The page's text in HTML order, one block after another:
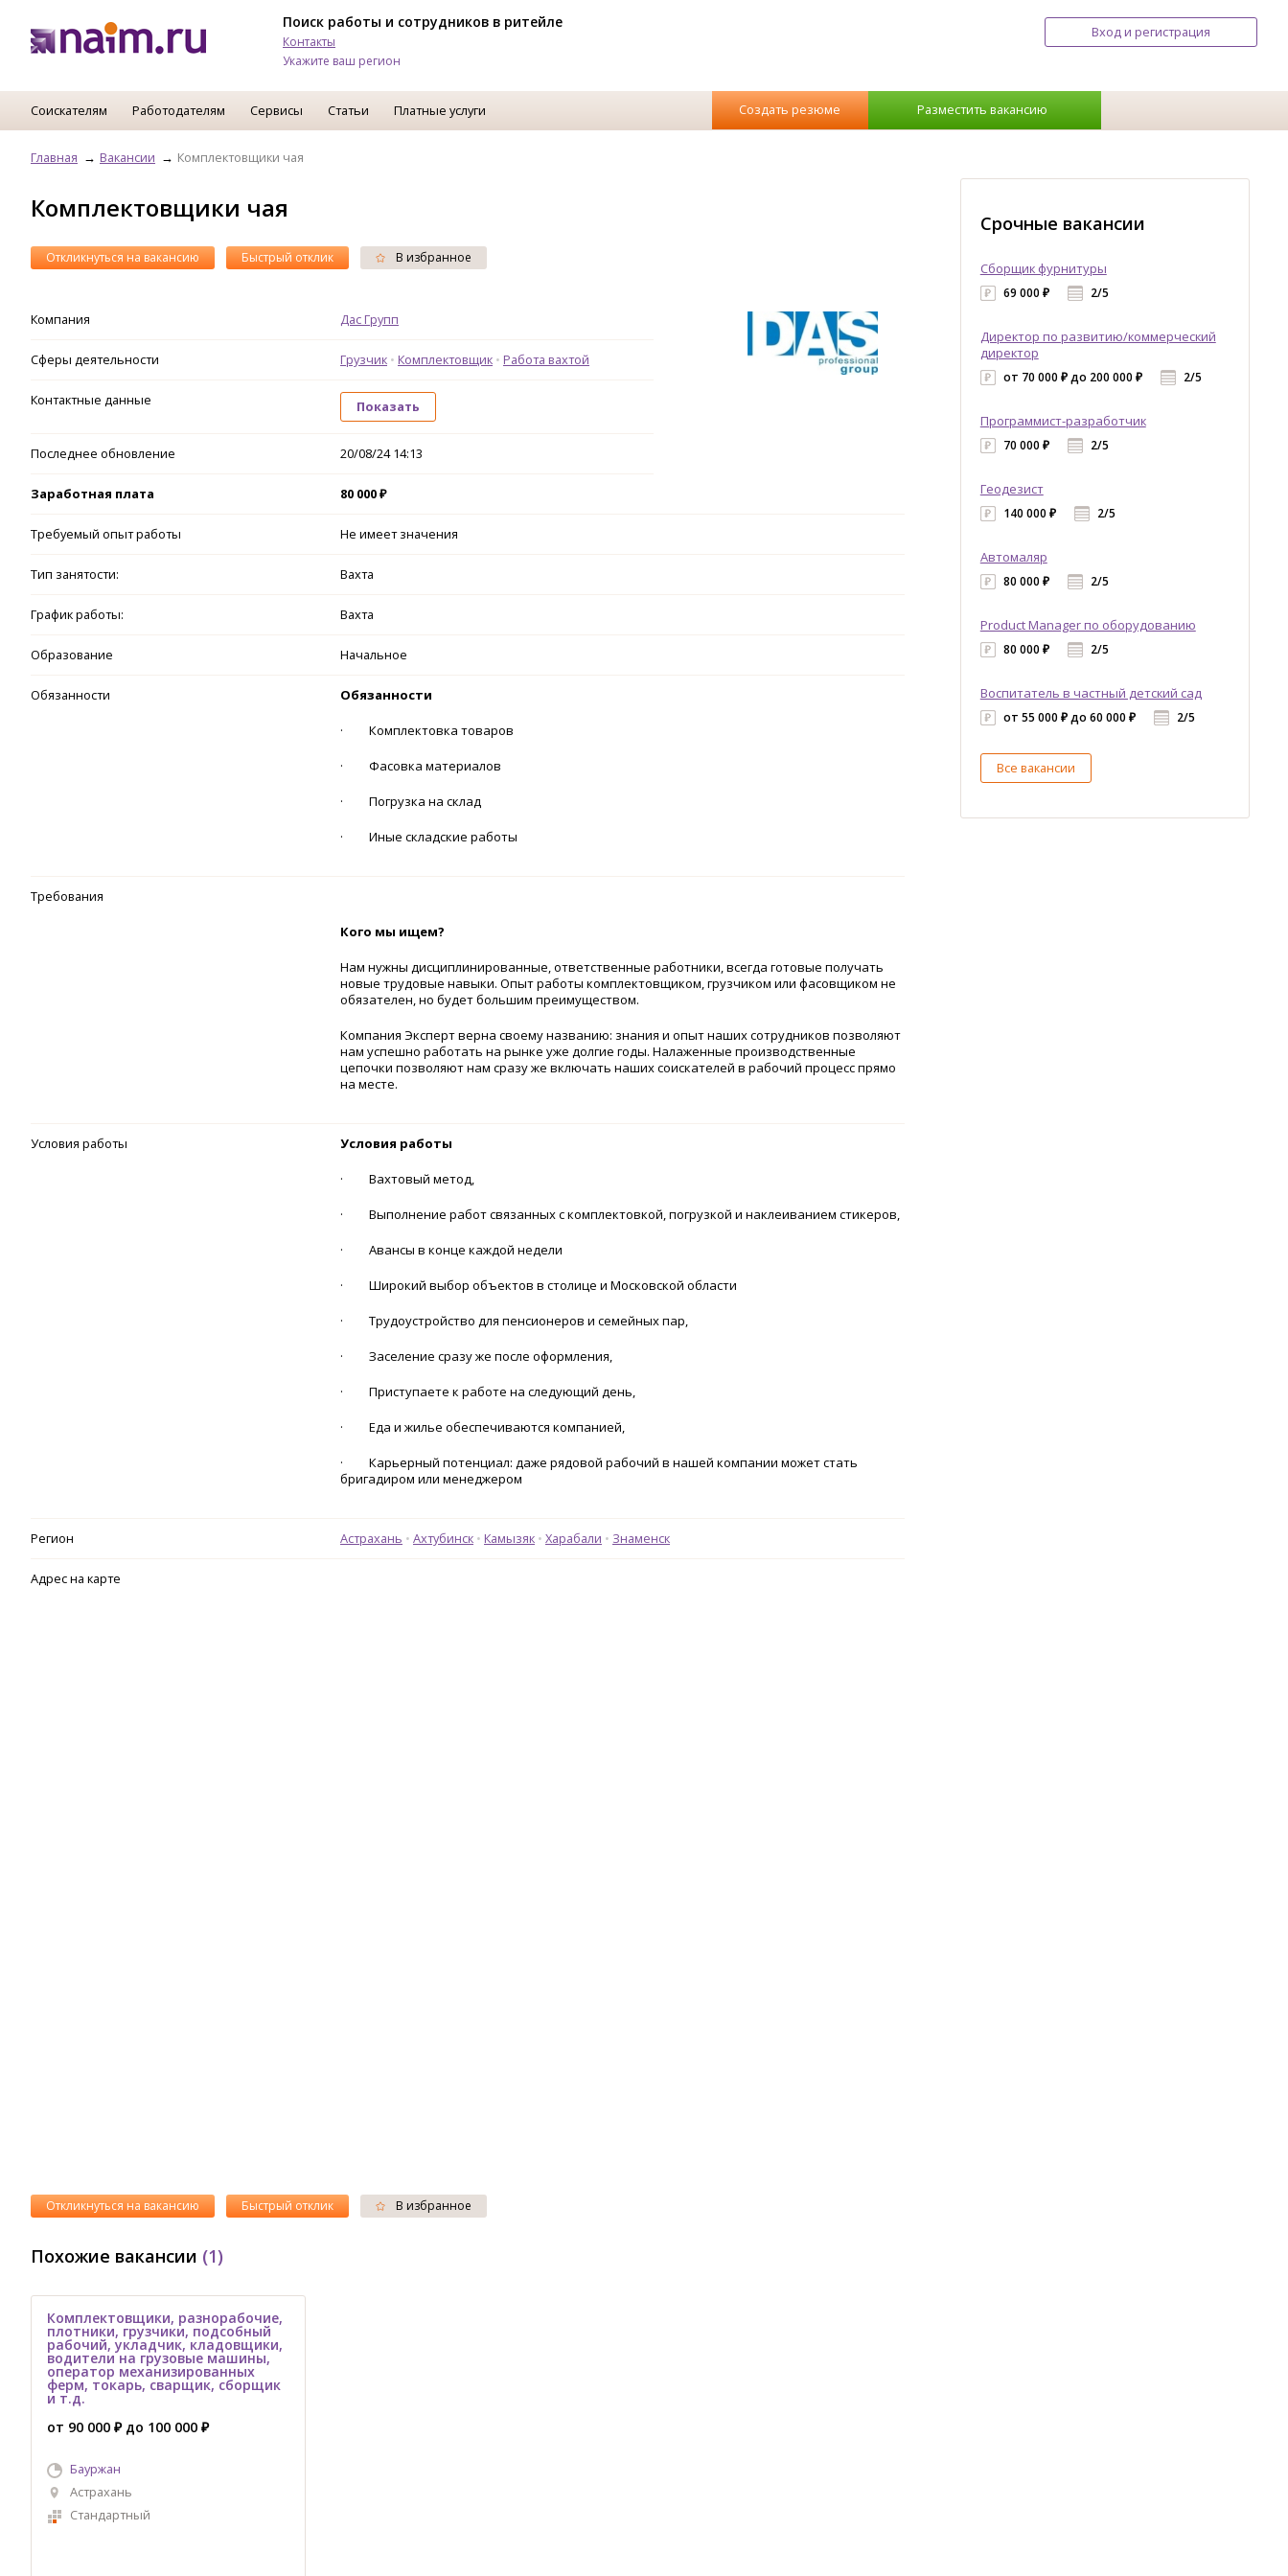
Поиск работы и сотрудников в ритейле
Контакты
Укажите ваш регион
Вход и регистрация
Соискателям Работодателям Сервисы Статьи Платные услуги Создать резюме Разместить вакансию
Главная Вакансии Комплектовщики чая
Комплектовщики чая
Откликнуться на вакансию Быстрый отклик В избранное
Компания Дас Групп
Сферы деятельности Грузчик Комплектовщик Работа вахтой
Контактные данные Показать
Последнее обновление 20/08/24 14:13
Заработная плата 80 000 ₽
Требуемый опыт работы Не имеет значения
Тип занятости: Вахта
График работы: Вахта
Образование Начальное
Обязанности Обязанности
· Комплектовка товаров
· Фасовка материалов
· Погрузка на склад
· Иные складские работы
Требования
Кого мы ищем?
Нам нужны дисциплинированные, ответственные работники, всегда готовые получать
новые трудовые навыки. Опыт работы комплектовщиком, грузчиком или фасовщиком не
обязателен, но будет большим преимуществом.
Компания Эксперт верна своему названию: знания и опыт наших сотрудников позволяют
нам успешно работать на рынке уже долгие годы. Налаженные производственные
цепочки позволяют нам сразу же включать наших соискателей в рабочий процесс прямо
на месте.
Условия работы Условия работы
· Вахтовый метод,
· Выполнение работ связанных с комплектовкой, погрузкой и наклеиванием стикеров,
· Авансы в конце каждой недели
· Широкий выбор объектов в столице и Московской области
· Трудоустройство для пенсионеров и семейных пар,
· Заселение сразу же после оформления,
· Приступаете к работе на следующий день,
· Еда и жилье обеспечиваются компанией,
· Карьерный потенциал: даже рядовой рабочий в нашей компании может стать
бригадиром или менеджером
Регион Астрахань Ахтубинск Камызяк Харабали Знаменск
Адрес на карте
Откликнуться на вакансию Быстрый отклик В избранное
Срочные вакансии
Сборщик фурнитуры
69 000 ₽ 2/5
Директор по развитию/коммерческий
директор
от 70 000 ₽ до 200 000 ₽ 2/5
Программист-разработчик
70 000 ₽ 2/5
Геодезист
140 000 ₽ 2/5
Автомаляр
80 000 ₽ 2/5
Product Manager по оборудованию
80 000 ₽ 2/5
Воспитатель в частный детский сад
от 55 000 ₽ до 60 000 ₽ 2/5
Все вакансии
Похожие вакансии (1)
Комплектовщики, разнорабочие,
плотники, грузчики, подсобный
рабочий, укладчик, кладовщики,
водители на грузовые машины,
оператор механизированных
ферм, токарь, сварщик, сборщик
и т.д.
от 90 000 ₽ до 100 000 ₽
Бауржан
Астрахань
Стандартный